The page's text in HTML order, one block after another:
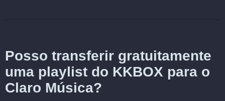
Posso transferir gratuitamente
uma playlist do KKBOX para o
Claro Música?